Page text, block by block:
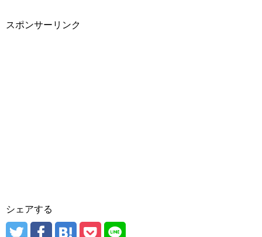
スポンサーリンク
シェアする